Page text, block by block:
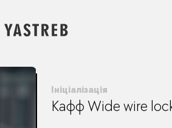
Ініціалізація
Кафф Wide wire